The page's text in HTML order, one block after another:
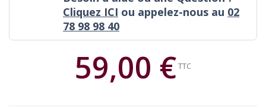
Cliquez ICI ou appelez-nous au 02
78 98 98 40
59,00 €TTC